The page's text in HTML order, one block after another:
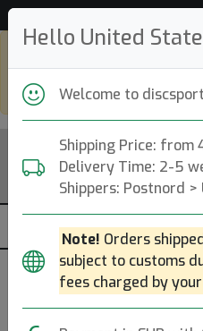
Hello United
Welcome to
Shipping Price: from
Delivery Time: 2-5
Shippers: Postnord >
Note! Orders
subject to customs
fees charged by
go to
Previous
Neon Yellow